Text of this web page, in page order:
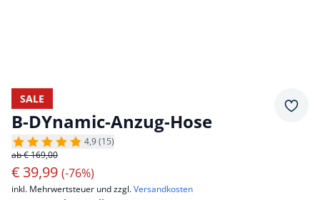
SALE
B-DYnamic-Anzug-Hose
4,9 (15)
ab € 169,00
€ 39,99 (-76%)
inkl. Mehrwertsteuer und zzgl.Versandkosten